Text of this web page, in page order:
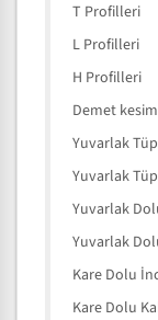
T Profilleri
L Profilleri
H Profilleri
Demet kesim
Yuvarlak
Yuvarlak
Yuvarlak
Yuvarlak
Kare Dolu
Kare Dolu